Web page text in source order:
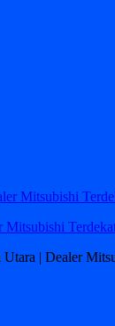
| Dealer